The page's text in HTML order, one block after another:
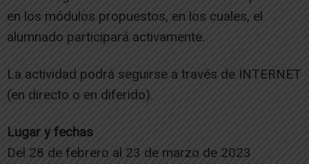
en los módulos propuestos, en los cuales, el
alumnado participará activamente.
La actividad podrá seguirse a través de INTERNET
(en directo o en diferido).
Lugar y fechas
Del 28 de febrero al 23 de marzo de 2023